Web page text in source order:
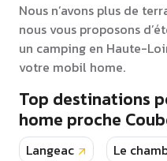
Nous n’avons plus de
nous vous proposons
un camping en Haute-
votre mobil home.
Top destinations
home proche
Langeac Le